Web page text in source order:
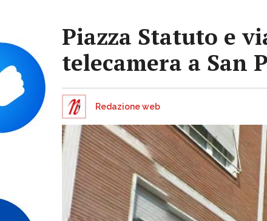
Piazza Statuto e
telecamera a San
Redazione web